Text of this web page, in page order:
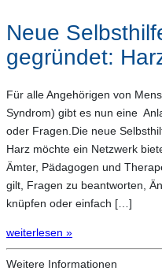
Neue
gegründet:
Für alle Angehörigen von
Syndrom) gibt es nun eine
oder Fragen.Die neue
Harz möchte ein Netzwerk
Ämter, Pädagogen und
gilt, Fragen zu beantworten,
knüpfen oder einfach […]
weiterlesen »
Weitere Informationen